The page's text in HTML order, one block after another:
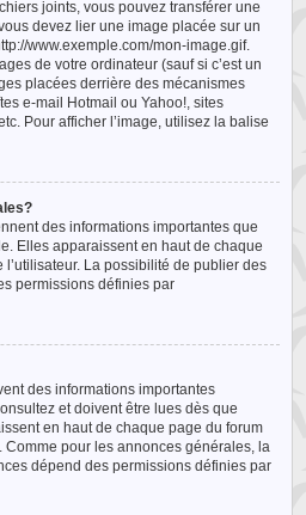
joints, vous pouvez transférer une
devez lier une image placée sur un
www.exemple.com/mon-image.gif.
de votre ordinateur (sauf si c’est un
placées derrière des mécanismes
e-mail Hotmail ou Yahoo!, sites
Pour afficher l’image, utilisez la balise
des informations importantes que
Elles apparaissent en haut de chaque
La possibilité de publier des
permissions définies par
des informations importantes
et doivent être lues dès que
en haut de chaque page du forum
pour les annonces générales, la
dépend des permissions définies par